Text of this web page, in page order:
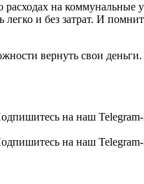
расходах на
и без затрат. И
вернуть свои
на наш Telegram-
на наш Telegram-